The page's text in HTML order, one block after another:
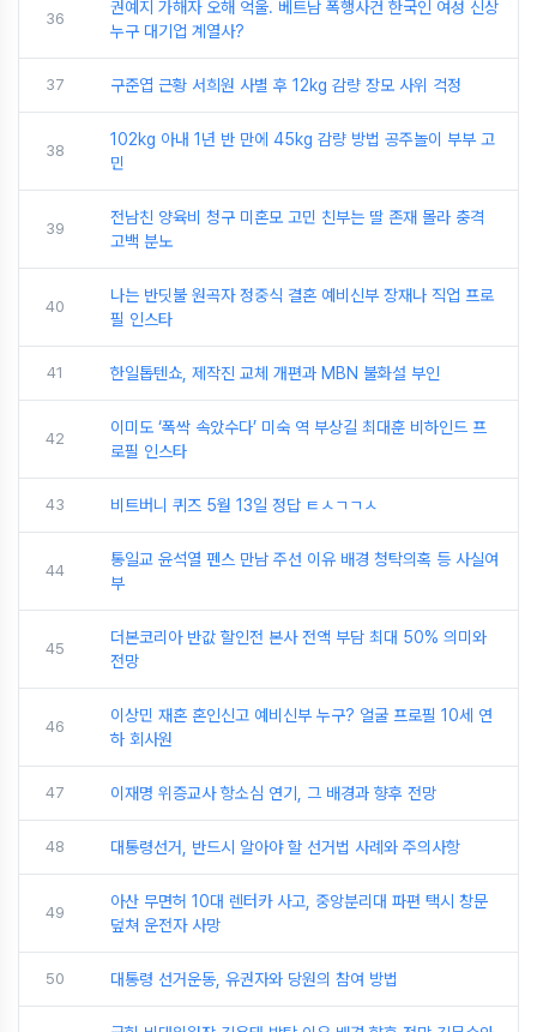
36
권예지 가해자 오해 억울. 베트남 폭행사건 한국인 여성 신상
누구 대기업 계열사?
37 구준엽 근황 서희원 사별 후 12kg 감량 장모 사위 걱정
38
102kg 아내 1년 반 만에 45kg 감량 방법 공주놀이 부부 고
민
39
전남친 양육비 청구 미혼모 고민 친부는 딸 존재 몰라 충격
고백 분노
40
나는 반딧불 원곡자 정중식 결혼 예비신부 장재나 직업 프로
필 인스타
41 한일톱텐쇼, 제작진 교체 개편과 MBN 불화설 부인
42
이미도 ‘폭싹 속았수다’ 미숙 역 부상길 최대훈 비하인드 프
로필 인스타
43 비트버니 퀴즈 5월 13일 정답 ㅌㅅㄱㄱㅅ
44
통일교 윤석열 펜스 만남 주선 이유 배경 청탁의혹 등 사실여
부
45
더본코리아 반값 할인전 본사 전액 부담 최대 50% 의미와
전망
46
이상민 재혼 혼인신고 예비신부 누구? 얼굴 프로필 10세 연
하 회사원
47 이재명 위증교사 항소심 연기, 그 배경과 향후 전망
48 대통령선거, 반드시 알아야 할 선거법 사례와 주의사항
49
아산 무면허 10대 렌터카 사고, 중앙분리대 파편 택시 창문
덮쳐 운전자 사망
50 대통령 선거운동, 유권자와 당원의 참여 방법